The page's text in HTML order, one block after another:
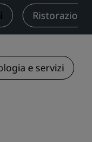
Ristorazione
e servizi